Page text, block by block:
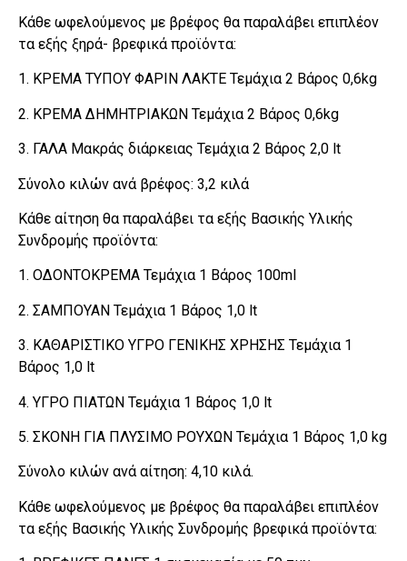
Κάθε ωφελούμενος με βρέφος θα παραλάβει επιπλέον
τα εξής ξηρά- βρεφικά προϊόντα:
1. ΚΡΕΜΑ ΤΥΠΟΥ ΦΑΡΙΝ ΛΑΚΤΕ Τεμάχια 2 Βάρος 0,6kg
2. ΚΡΕΜΑ ΔΗΜΗΤΡΙΑΚΩΝ Τεμάχια 2 Βάρος 0,6kg
3. ΓΑΛΑ Μακράς διάρκειας Τεμάχια 2 Βάρος 2,0 lt
Σύνολο κιλών ανά βρέφος: 3,2 κιλά
Κάθε αίτηση θα παραλάβει τα εξής Βασικής Υλικής
Συνδρομής προϊόντα:
1. ΟΔΟΝΤΟΚΡΕΜΑ Τεμάχια 1 Βάρος 100ml
2. ΣΑΜΠΟΥΑΝ Τεμάχια 1 Βάρος 1,0 lt
3. ΚΑΘΑΡΙΣΤΙΚΟ ΥΓΡΟ ΓΕΝΙΚΗΣ ΧΡΗΣΗΣ Τεμάχια 1
Βάρος 1,0 lt
4. ΥΓΡΟ ΠΙΑΤΩΝ Τεμάχια 1 Βάρος 1,0 lt
5. ΣΚΟΝΗ ΓΙΑ ΠΛΥΣΙΜΟ ΡΟΥΧΩΝ Τεμάχια 1 Βάρος 1,0 kg
Σύνολο κιλών ανά αίτηση: 4,10 κιλά.
Κάθε ωφελούμενος με βρέφος θα παραλάβει επιπλέον
τα εξής Βασικής Υλικής Συνδρομής βρεφικά προϊόντα: